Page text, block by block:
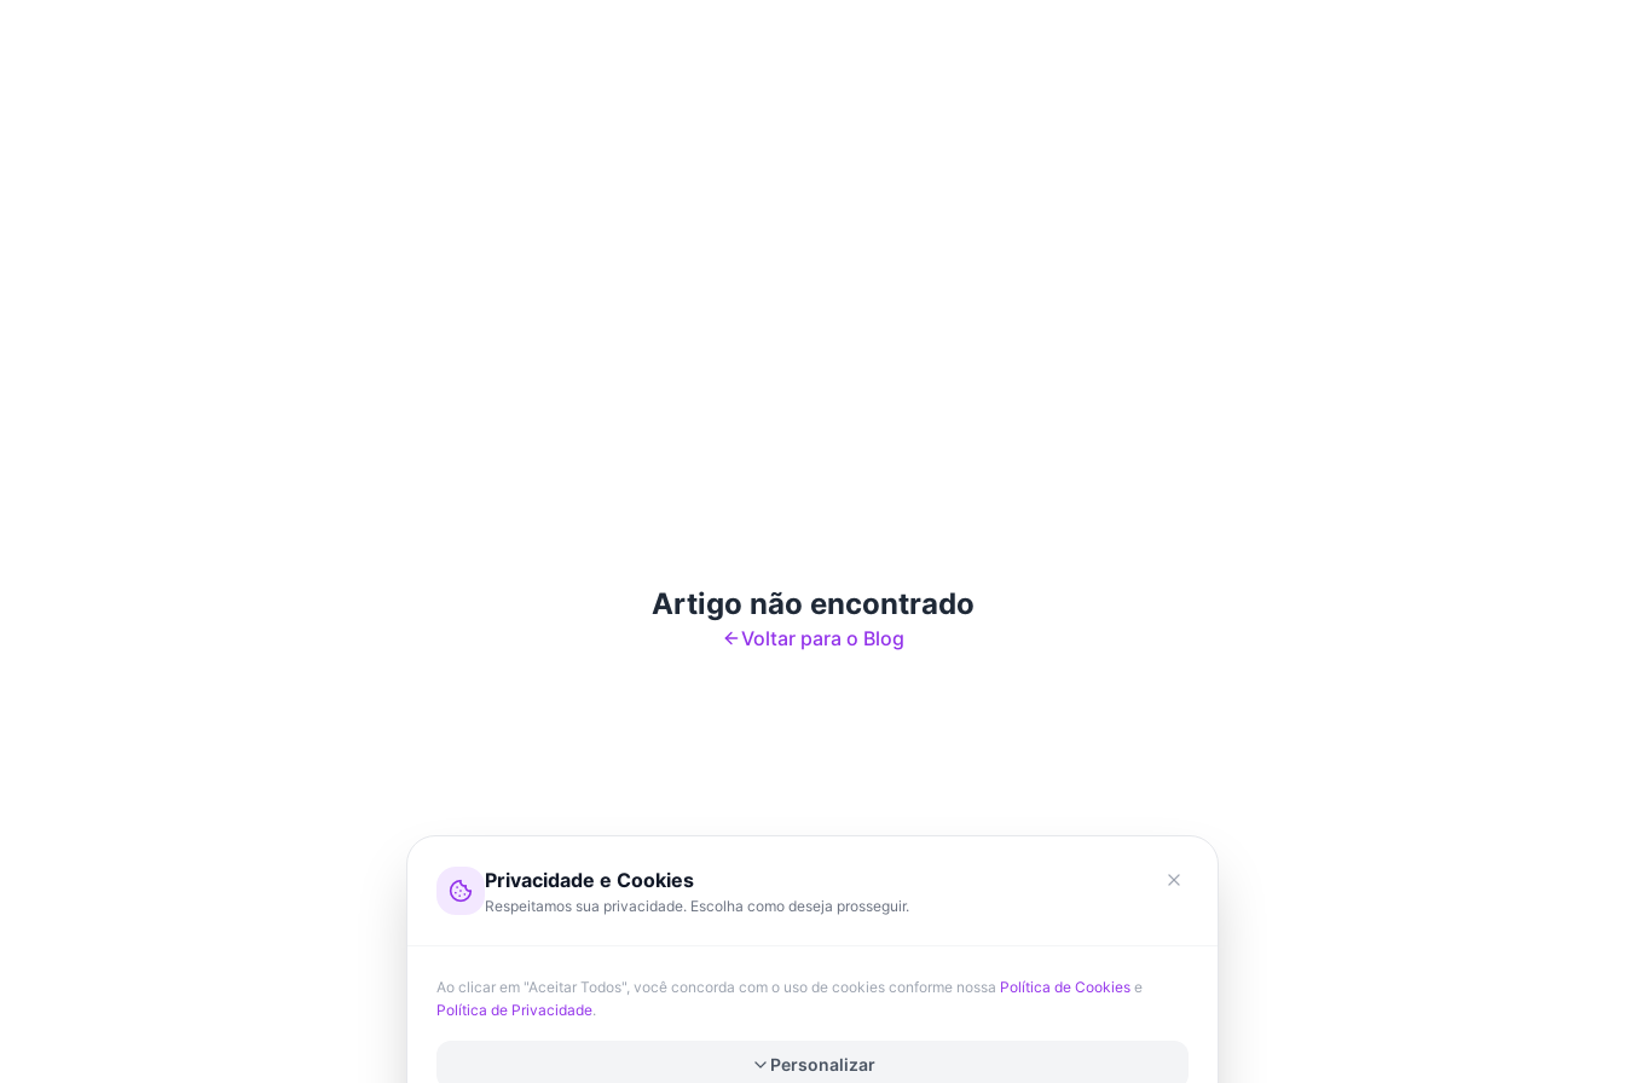
Artigo não encontrado
Voltar para o Blog
Privacidade e Cookies
Respeitamos sua privacidade. Escolha como deseja prosseguir.
Ao clicar em "Aceitar Todos", você concorda com o uso de cookies conforme nossa Política de Cookies e
Política de Privacidade.
Personalizar